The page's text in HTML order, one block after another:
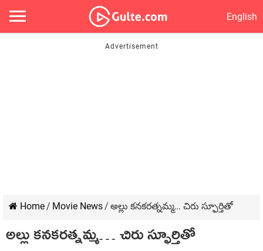
English
Home/ Movie News/ అల్లు క‌న‌క‌ర‌త్న‌మ్మ‌… చిరు స్ఫూర్తితో
అల్లు క‌న‌క‌ర‌త్న‌మ్మ‌… చిరు స్ఫూర్తితో